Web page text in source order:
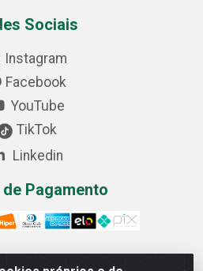
Sociais
Instagram
Facebook
YouTube
TikTok
Linkedin
Pagamento